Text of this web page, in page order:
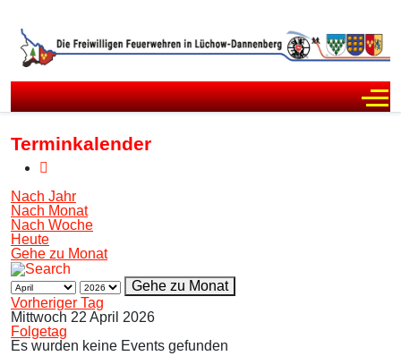
Terminkalender
Nach Jahr
Nach Monat
Nach Woche
Heute
Gehe zu Monat
Gehe zu Monat
Vorheriger Tag
Mittwoch 22 April 2026
Folgetag
Es wurden keine Events gefunden